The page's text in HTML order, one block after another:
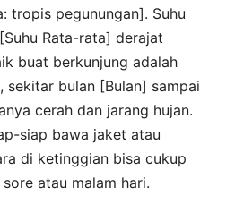
tropis pegunungan]. Suhu
Rata-rata] derajat
buat berkunjung adalah
sekitar bulan [Bulan] sampai
cerah dan jarang hujan.
siap bawa jaket atau
di ketinggian bisa cukup
atau malam hari.